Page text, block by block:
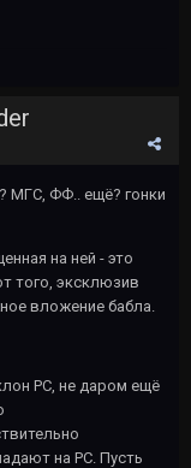
МГС, ФФ.. ещё? гонки
на ней - это
того, эксклюзив
вложение бабла.
PC, не даром ещё
на PC. Пусть